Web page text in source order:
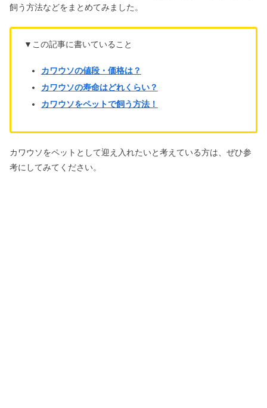
飼う方法などをまとめてみました。
▼この記事に書いていること
カワウソの値段・価格は？
カワウソの寿命はどれくらい？
カワウソをペットで飼う方法！
カワウソをペットとして迎え入れたいと考えている方は、ぜひ参
考にしてみてください。